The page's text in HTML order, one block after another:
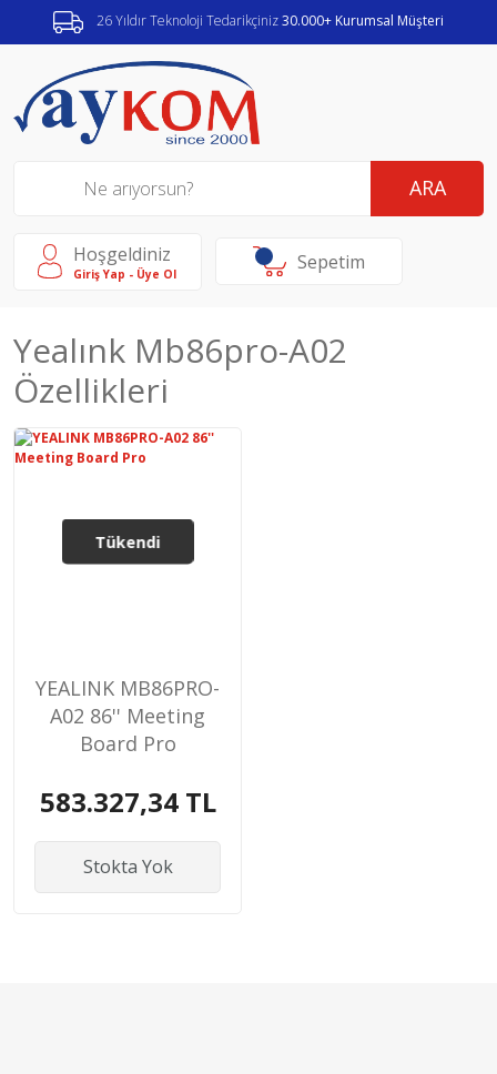
26 Yıldır Teknoloji Tedarikçiniz30.000+ Kurumsal Müşteri
ARA
Hoşgeldiniz
Giriş Yap - Üye Ol Sepetim
Yealınk Mb86pro-A02
Özellikleri
Tükendi
YEALINK MB86PRO-
A02 86'' Meeting
Board Pro
583.327,34 TL
Stokta Yok